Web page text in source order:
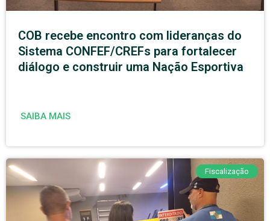
COB recebe encontro com lideranças do
Sistema CONFEF/CREFs para fortalecer
diálogo e construir uma Nação Esportiva
SAIBA MAIS
Fiscalização